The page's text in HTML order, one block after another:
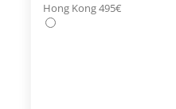
Hong Kong 495€